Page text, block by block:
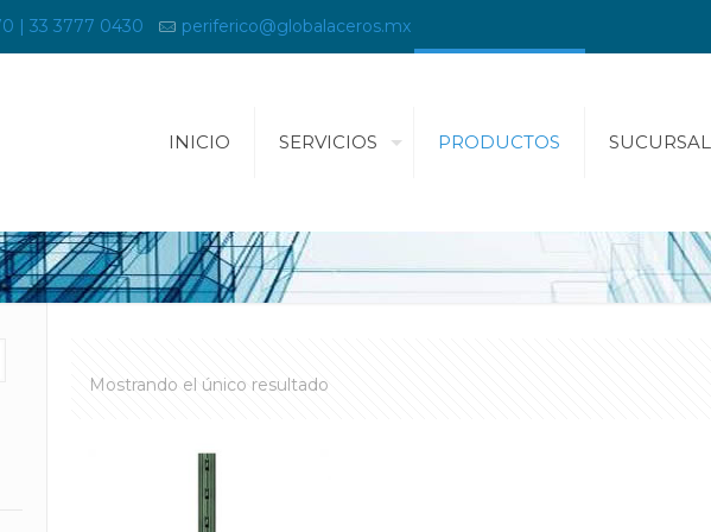
| 33 3777 0430 periferico@globalaceros.mx
INICIO SERVICIOS PRODUCTOS
Mostrando el único resultado